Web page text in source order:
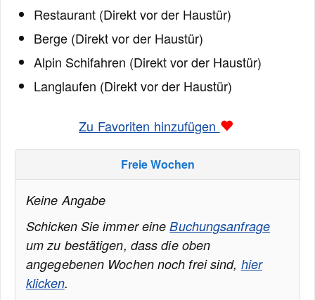
Restaurant (Direkt vor der Haustür)
Berge (Direkt vor der Haustür)
Alpin Schifahren (Direkt vor der Haustür)
Langlaufen (Direkt vor der Haustür)
Zu Favoriten hinzufügen
Freie Wochen
Keine Angabe
Schicken Sie immer eineBuchungsanfrage
um zu bestätigen, dass die oben
angegebenen Wochen noch frei sind, hier
klicken.